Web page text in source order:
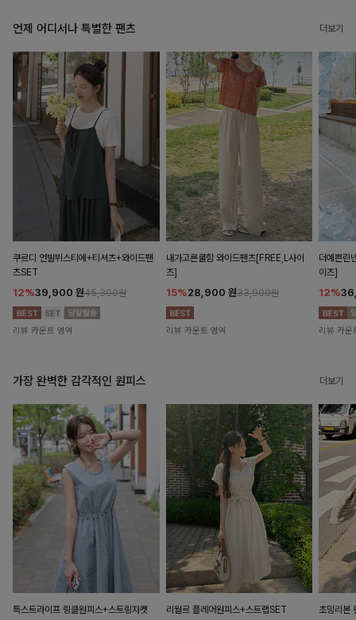
언제 어디서나 특별한 팬츠 더보기
쿠르디 언발뷔스티에+티셔츠+와이드팬
츠SET
12%39,900 원45,300원
리뷰 카운트 영역
내가고른쿨함 와이드팬츠[FREE,L사이
즈]
15%28,900 원33,900원
리뷰 카운트 영역
더예쁜린
이즈]
12%
리뷰 카운
가장 완벽한 감각적인 원피스 더보기
특스트라이프 링클원피스+스트링자켓
리월르 플레어원피스+스트랩SET 초밍리본